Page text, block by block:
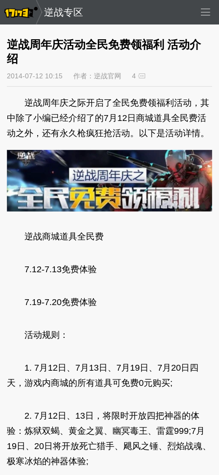
逆战专区
逆战周年庆活动全民免费领福利 活动介
绍
2014-07-12 10:15 作者：逆战官网 4
逆战周年庆之际开启了全民免费领福利活动，其
中除了小编已经介绍了的7月12日商城道具全民费活
动之外，还有永久枪疯狂抢活动。以下是活动详情。
逆战商城道具全民费
7.12-7.13免费体验
7.19-7.20免费体验
活动规则：
1. 7月12日、7月13日、7月19日、7月20日四
天，游戏内商城的所有道具可免费0元购买;
2. 7月12日、13日，将限时开放四把神器的体
验：炼狱双蝎、黄金之翼、幽冥毒王、雷霆999;7月
19日、20日将开放死亡猎手、飓风之锤、烈焰战魂、
极寒冰焰的神器体验;